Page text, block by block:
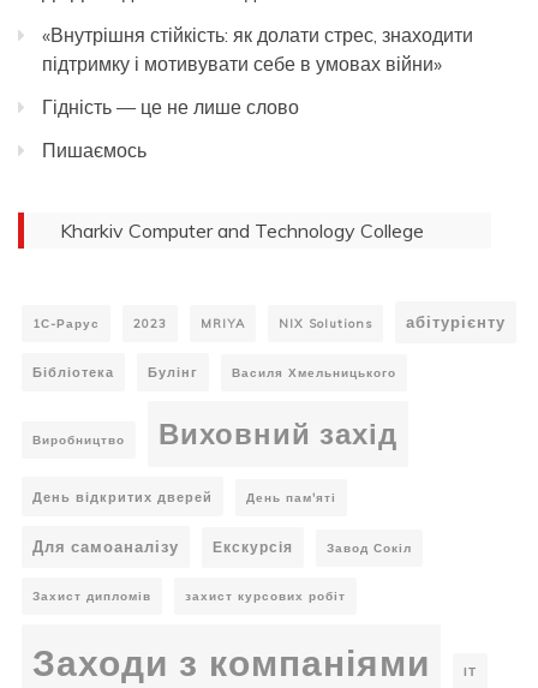
«Внутрішня стійкість: як долати стрес, знаходити
підтримку і мотивувати себе в умовах війни»
Гідність — це не лише слово
Пишаємось
Kharkiv Computer and Technology College
1С-Рарус 2023 MRIYA NIX Solutions абітурієнту
Бібліотека Булінг Василя Хмельницького
Виробництво Виховний захід
День відкритих дверей День пам'яті
Для самоаналізу Екскурсія Завод Сокіл
Захист дипломів захист курсових робіт
Заходи з компаніями ІТ